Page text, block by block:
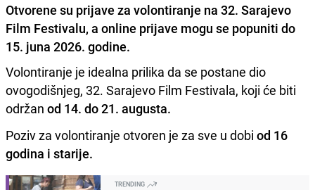
Otvorene su prijave za volontiranje na 32. Sarajevo
Film Festivalu, a online prijave mogu se popuniti do
15. juna 2026. godine.
Volontiranje je idealna prilika da se postane dio
ovogodišnjeg, 32. Sarajevo Film Festivala, koji će biti
održan od 14. do 21. augusta.
Poziv za volontiranje otvoren je za sve u dobi od 16
godina i starije.
TRENDING